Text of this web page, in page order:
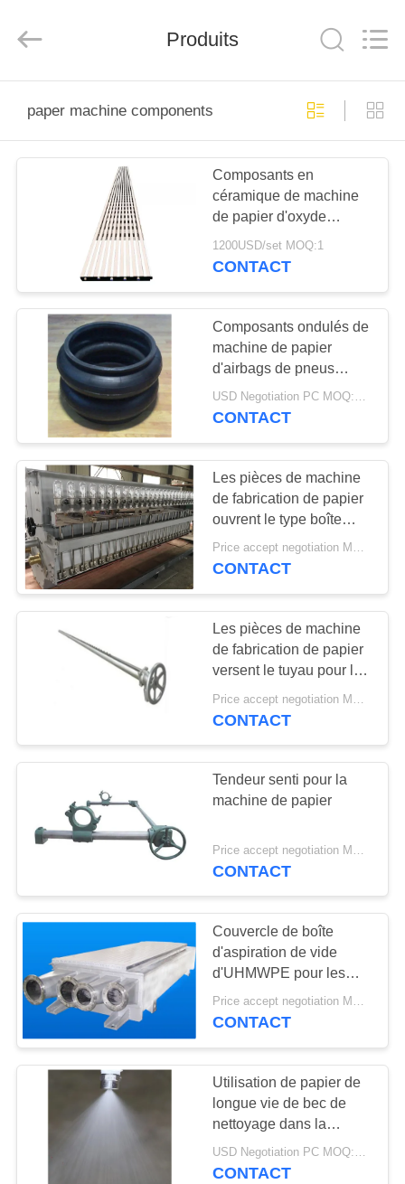
PRODUITS
NOUS
VISITE
D'USINE
CONTRÔLE
DE
QUALITÉ
CONTACTEZ-
NOUS
NOUVELLES
DEMANDEZ
CITATION
PLAN
DU
POLICY
Produits
paper machine components
Composants en
céramique de machine
de papier d'oxyde
d'aluminium de 99%
sentis nettoyer à
1200USD/set MOQ:1
CONTACT
Composants ondulés de
machine de papier
d'airbags de pneus
pneumatiques avec la
longue durée
USD Negotiation PC MOQ:1PC
CONTACT
Les pièces de machine
de fabrication de papier
ouvrent le type boîte
principale hydraulique
pour la machine de
Price accept negotiation MOQ:1 jeu
CONTACT
Les pièces de machine
de fabrication de papier
versent le tuyau pour la
machine de papier de
nettoyage
CONTACT
Tendeur senti pour la
machine de papier
Price accept negotiation MOQ:1SET
CONTACT
Couvercle de boîte
d'aspiration de vide
d'UHMWPE pour les
moulins à papier, pièces
de machine de papier
Price accept negotiation MOQ:1 jeu
CONTACT
Utilisation de papier de
longue vie de bec de
nettoyage dans la
section de dessiccateur
de machine de papier
USD Negotiation PC MOQ:1PC
CONTACT